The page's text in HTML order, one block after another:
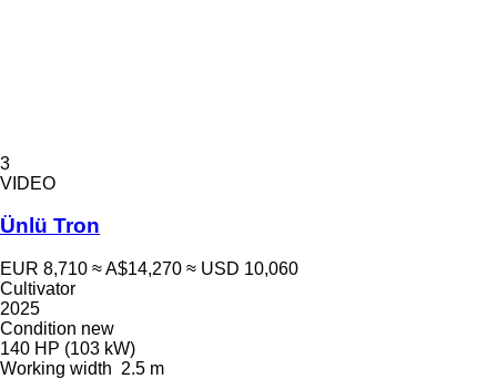
3
VIDEO
Ünlü Tron
EUR 8,710 ≈ A$14,270 ≈ USD 10,060
Cultivator
2025
Condition new
140 HP (103 kW)
Working width 2.5 m